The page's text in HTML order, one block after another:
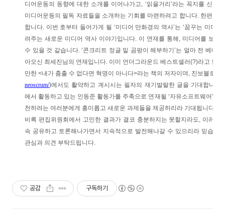
디어운동의 동향에 대한 소개를 이어나가고, ‘읽을거리’라는 꼭지를 신설
미디어운동의 필독 자료들을 소개하는 기회를 마련하려고 합니다. 한편,
합니다. 이번 호부터 들어가게 될 ‘미디어 만화경의 역사’는 ‘꿈꾸는 미디
려주는 새로운 미디어 역사 이야기입니다. 이 연재를 통해, 미디어를 보는
수 있을 것 같습니다. ‘콘크리트 정글 밑 곰팡이 해부하기’는 얼마 전 베네
아오신 최세진님의 연재입니다. 이미 언더그라운드 베스트셀러(?)라고 할
만한 <내가 춤출 수 없다면 혁명이 아니다>라는 책의 저자이며, 진보블로그(
neoscrum/)에서도 활약하고 계시시는 필자의 재기발랄한 글을 기대합니다
에서 활동하고 있는 인동준 활동가를 주축으로 연재될 ‘자유소프트웨어’ 역
천하려는 여러분에게 흥미롭고 새로운 과제들을 제공하리라 기대됩니다.
비록 편집위원회에서 고민한 결과가 결코 충분하지는 못할지라도, 이러한
속 공유하고 토론해나가면서 지속적으로 발전해나갈 수 있으리라 믿습니
관심과 의견 부탁드립니다.
공감 구독하기